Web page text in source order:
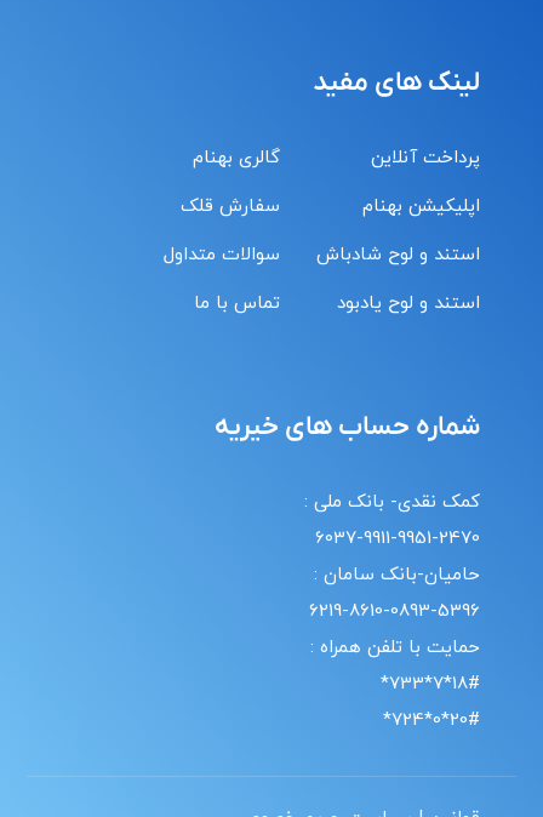
لینک های مفید
پرداخت آنلاین
اپلیکیشن بهنام
استند و لوح شادباش
استند و لوح یادبود
گالری بهنام
سفارش قلک
سوالات متداول
تماس با ما
شماره حساب های خیریه
کمک نقدی- بانک ملی :
6037-9911-9951-2470
حامیان-بانک سامان :
6219-8610-0893-5396
حمایت با تلفن همراه :
18#*7*733*
20#*0*724*